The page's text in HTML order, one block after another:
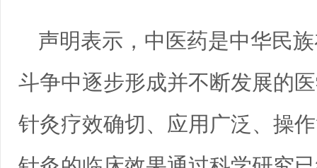
声明表示，中医药是中华民
斗争中逐步形成并不断发展的
针灸疗效确切、应用广泛、操